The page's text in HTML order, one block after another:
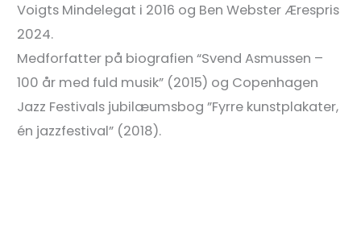
Voigts Mindelegat i 2016 og Ben Webster Ærespris
2024.
Medforfatter på biografien “Svend Asmussen –
100 år med fuld musik” (2015) og Copenhagen
Jazz Festivals jubilæumsbog ”Fyrre kunstplakater,
én jazzfestival” (2018).